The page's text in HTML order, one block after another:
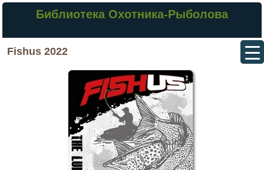
Библиотека Охотника-Рыболова
Fishus 2022